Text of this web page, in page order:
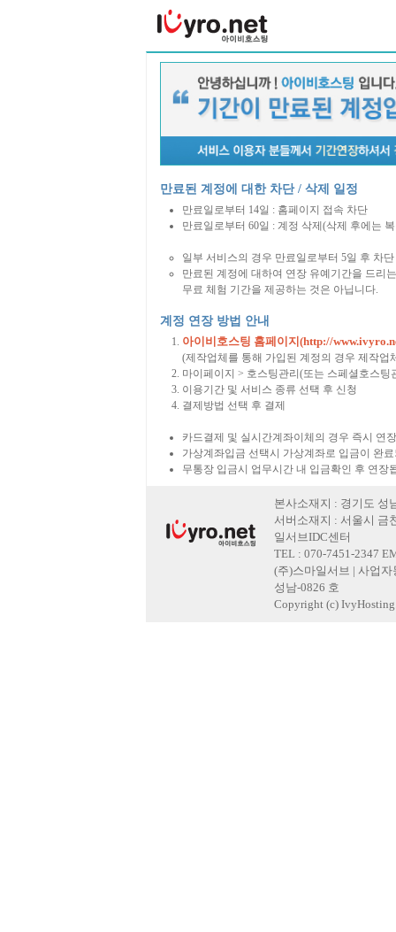
만료된 계정에 대한 차단 / 삭제 일정
만료일로부터 14일 : 홈페이지 접속 차단
만료일로부터 60일 : 계정 삭제(삭제 후에는
일부 서비스의 경우 만료일로부터 5일 후 차
만료된 계정에 대하여 연장 유예기간을 드리
무료 체험 기간을 제공하는 것은 아닙니다.
계정 연장 방법 안내
아이비호스팅 홈페이지(http://
(제작업체를 통해 가입된 계정의 경우 제작업
마이페이지 > 호스팅관리(또는 스페셜호스팅
이용기간 및 서비스 종류 선택 후 신청
결제방법 선택 후 결제
카드결제 및 실시간계좌이체의 경우 즉시 연
가상계좌입금 선택시 가상계좌로 입금이 완
무통장 입금시 업무시간 내 입금확인 후 연장
본사소재지 : 경기도 성
서버소재지 : 서울시 금
일서브IDC센터
TEL : 070-7451-2347
(주)스마일서브 | 사업
성남-0826 호
Copyright (c)